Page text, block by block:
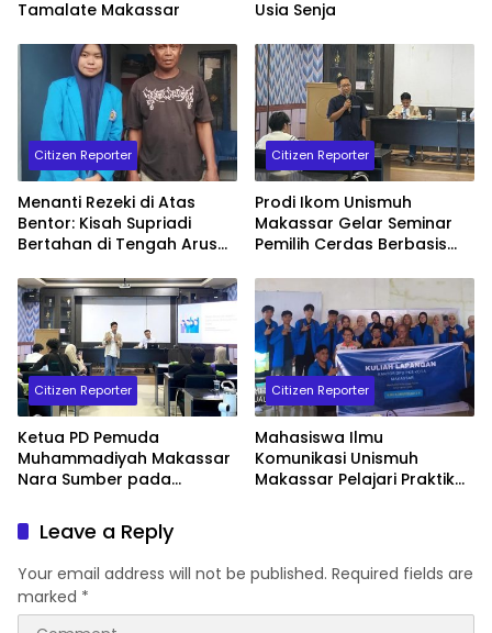
Tamalate Makassar Usia Senja
Citizen Reporter
Menanti Rezeki di Atas
Bentor: Kisah Supriadi
Bertahan di Tengah Arus
Citizen Reporter
Prodi Ikom Unismuh
Makassar Gelar Seminar
Pemilih Cerdas Berbasis
Hadirkan Dr. Nur Wahid
dan Muhammad Fauzan
Citizen Reporter
Ketua PD Pemuda
Muhammadiyah Makassar
Nara Sumber pada
Berbasis Nilai Lokal Sulsel
di Fisip Unismuh Makassar
Citizen Reporter
Mahasiswa Ilmu
Komunikasi Unismuh
Makassar Pelajari Praktik
Leave a Reply
Your email address will not be published. Required fields are
marked *